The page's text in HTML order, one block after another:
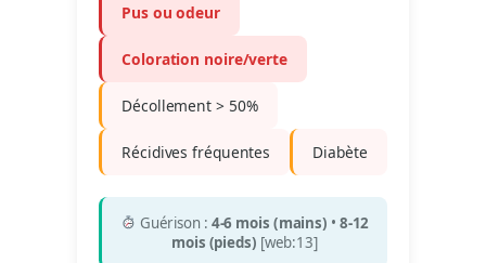
Pus ou odeur
Coloration noire/verte
Décollement > 50%
Récidives fréquentes Diabète
Guérison : 4-6 mois (mains) • 8-12
mois (pieds) [web:13]